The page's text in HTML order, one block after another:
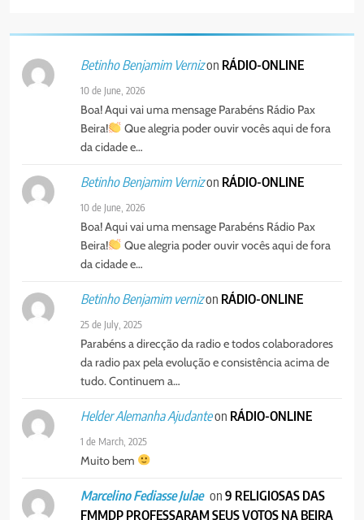
Betinho Benjamim Vernizon RÁDIO-ONLINE
10 de June, 2026
Boa! Aqui vai uma mensage Parabéns Rádio Pax
Beira!
Que alegria poder ouvir vocês aqui de fora
da cidade e…
Betinho Benjamim Vernizon RÁDIO-ONLINE
10 de June, 2026
Boa! Aqui vai uma mensage Parabéns Rádio Pax
Beira!
Que alegria poder ouvir vocês aqui de fora
da cidade e…
Betinho Benjamim vernizon RÁDIO-ONLINE
25 de July, 2025
Parabéns a direcção da radio e todos colaboradores
da radio pax pela evolução e consistência acima de
tudo. Continuem a…
Helder Alemanha Ajudanteon RÁDIO-ONLINE
1 de March, 2025
Muito bem
Marcelino Fediasse Julae on9 RELIGIOSAS DAS
FMMDP PROFESSARAM SEUS VOTOS NA BEIRA